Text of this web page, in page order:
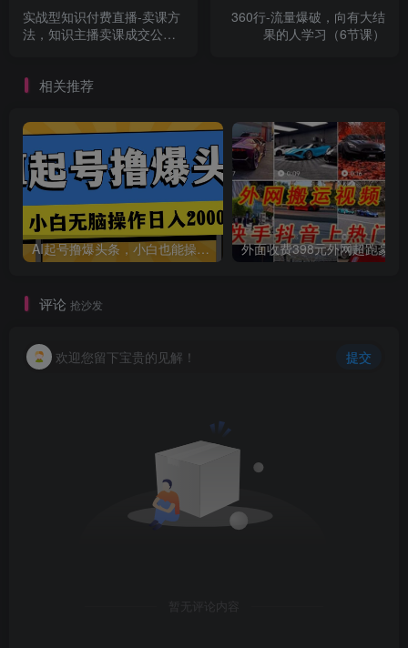
实战型知识付费直播-卖课方
法，知识主播卖课成交公
360行-流量爆破，向有大结
果的人学习（6节课）
相关推荐
AI起号撸爆头条，小白也能操作，日入2000+
评论 抢沙发
欢迎您留下宝贵的见解！ 提交
暂无评论内容